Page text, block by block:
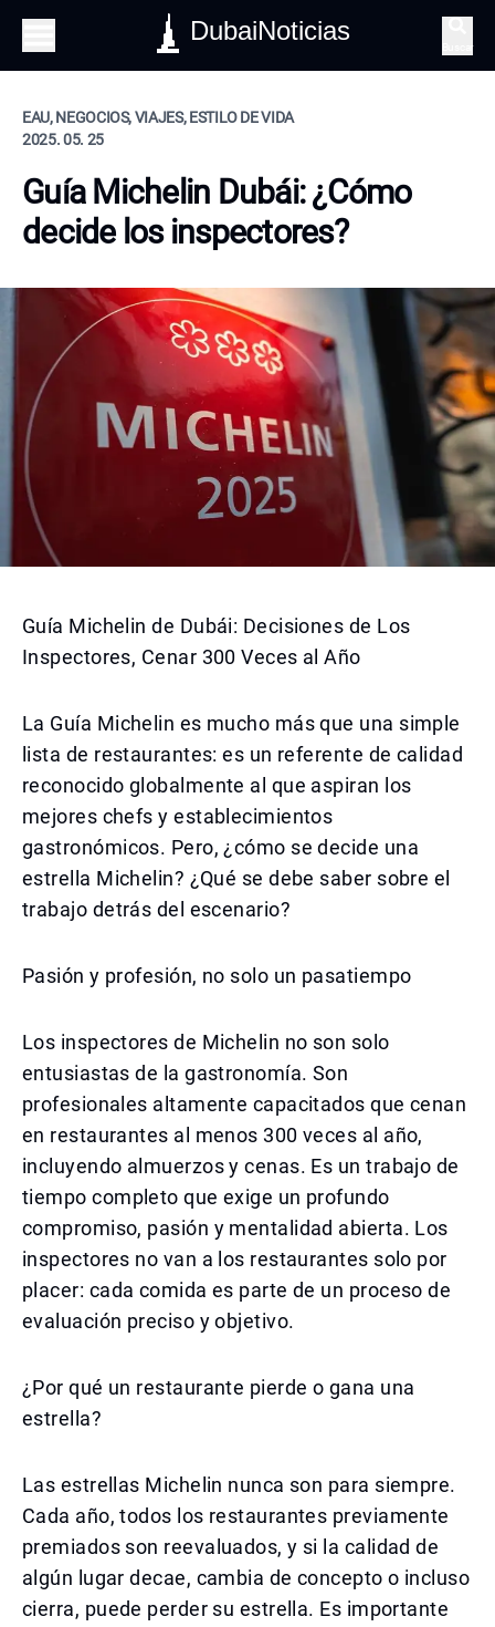
DubaiNoticias
EAU, NEGOCIOS, VIAJES, ESTILO DE VIDA
2025. 05. 25
Guía Michelin Dubái: ¿Cómo
decide los inspectores?
Guía Michelin de Dubái: Decisiones de Los
Inspectores, Cenar 300 Veces al Año
La Guía Michelin es mucho más que una simple
lista de restaurantes: es un referente de calidad
reconocido globalmente al que aspiran los
mejores chefs y establecimientos
gastronómicos. Pero, ¿cómo se decide una
estrella Michelin? ¿Qué se debe saber sobre el
trabajo detrás del escenario?
Pasión y profesión, no solo un pasatiempo
Los inspectores de Michelin no son solo
entusiastas de la gastronomía. Son
profesionales altamente capacitados que cenan
en restaurantes al menos 300 veces al año,
incluyendo almuerzos y cenas. Es un trabajo de
tiempo completo que exige un profundo
compromiso, pasión y mentalidad abierta. Los
inspectores no van a los restaurantes solo por
placer: cada comida es parte de un proceso de
evaluación preciso y objetivo.
¿Por qué un restaurante pierde o gana una
estrella?
Las estrellas Michelin nunca son para siempre.
Cada año, todos los restaurantes previamente
premiados son reevaluados, y si la calidad de
algún lugar decae, cambia de concepto o incluso
cierra, puede perder su estrella. Es importante